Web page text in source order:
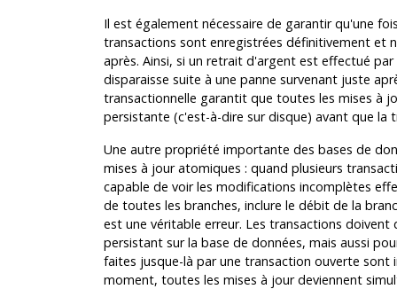
Il est également nécessaire de garantir qu'une
transactions sont enregistrées définitivement et
après. Ainsi, si un retrait d'argent est effectué
disparaisse suite à une panne survenant juste
transactionnelle garantit que toutes les mises à
persistante (c'est-à-dire sur disque) avant que la
Une autre propriété importante des bases de
mises à jour atomiques : quand plusieurs
capable de voir les modifications incomplètes
de toutes les branches, inclure le débit de la
est une véritable erreur. Les transactions
persistant sur la base de données, mais aussi
faites jusque-là par une transaction ouverte sont
moment, toutes les mises à jour deviennent